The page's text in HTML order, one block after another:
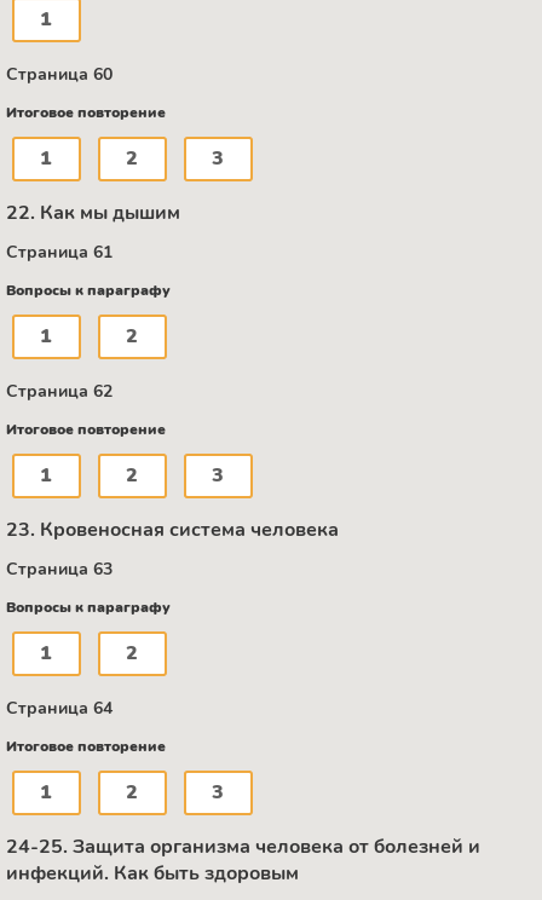
1
Страница 60
Итоговое повторение
1 2 3
22. Как мы дышим
Страница 61
Вопросы к параграфу
1 2
Страница 62
Итоговое повторение
1 2 3
23. Кровеносная система человека
Страница 63
Вопросы к параграфу
1 2
Страница 64
Итоговое повторение
1 2 3
24-25. Защита организма человека от болезней и
инфекций. Как быть здоровым